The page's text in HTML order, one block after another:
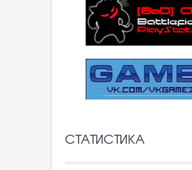
СТАТИСТИКА